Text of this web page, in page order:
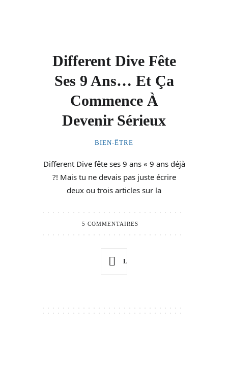
Different Dive Fête
Ses 9 Ans… Et Ça
Commence À
Devenir Sérieux
BIEN-ÊTRE
Different Dive fête ses 9 ans « 9 ans déjà
?! Mais tu ne devais pas juste écrire
deux ou trois articles sur la
5 COMMENTAIRES
LIRE PLUS